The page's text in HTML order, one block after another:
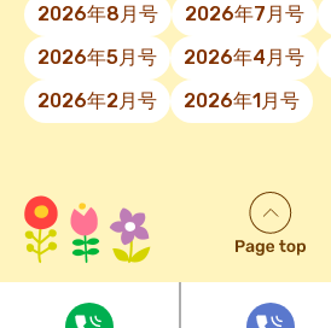
2026年8月号 2026年7月号
2026年5月号
2026年4月号
2026年2月号
2026年1月号